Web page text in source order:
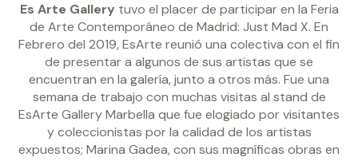
Es Arte Gallery tuvo el placer de participar en la Feria
de Arte Contemporáneo de Madrid: Just Mad X. En
Febrero del 2019, EsArte reunió una colectiva con el fin
de presentar a algunos de sus artistas que se
encuentran en la galería, junto a otros más. Fue una
semana de trabajo con muchas visitas al stand de
EsArte Gallery Marbella que fue elogiado por visitantes
y coleccionistas por la calidad de los artistas
expuestos; Marina Gadea, con sus magníficas obras en